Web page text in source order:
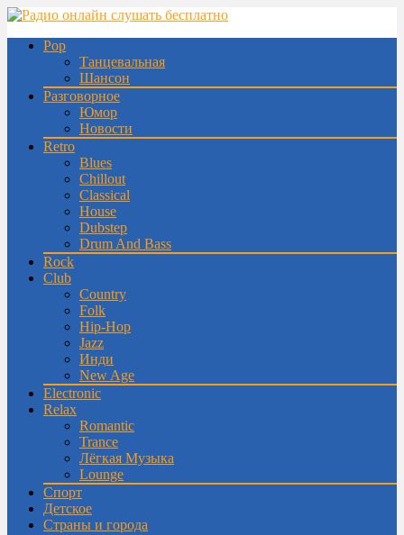
Pop
Танцевальная
Шансон
Разговорное
Юмор
Новости
Retro
Blues
Chillout
Classical
House
Dubstep
Drum And Bass
Rock
Club
Country
Folk
Hip-Hop
Jazz
Инди
New Age
Electronic
Relax
Romantic
Trance
Лёгкая Музыка
Lounge
Спорт
Детское
Страны и города